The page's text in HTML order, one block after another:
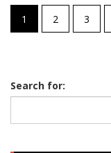
1 2 3
Search for: